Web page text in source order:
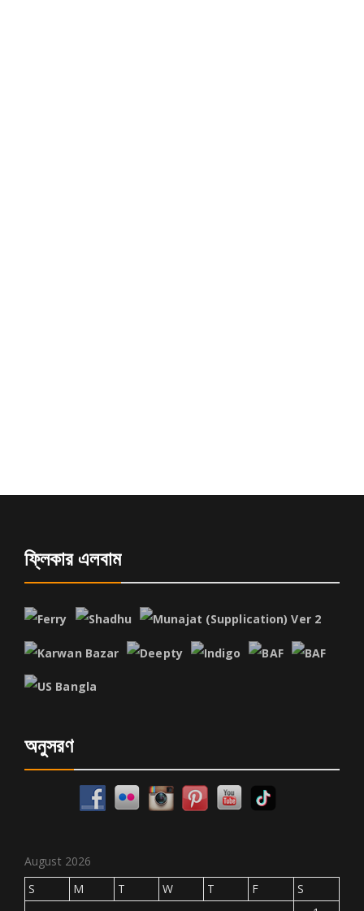
ফ্লিকার এলবাম
অনুসরণ
August 2026
S
M T W T F
S